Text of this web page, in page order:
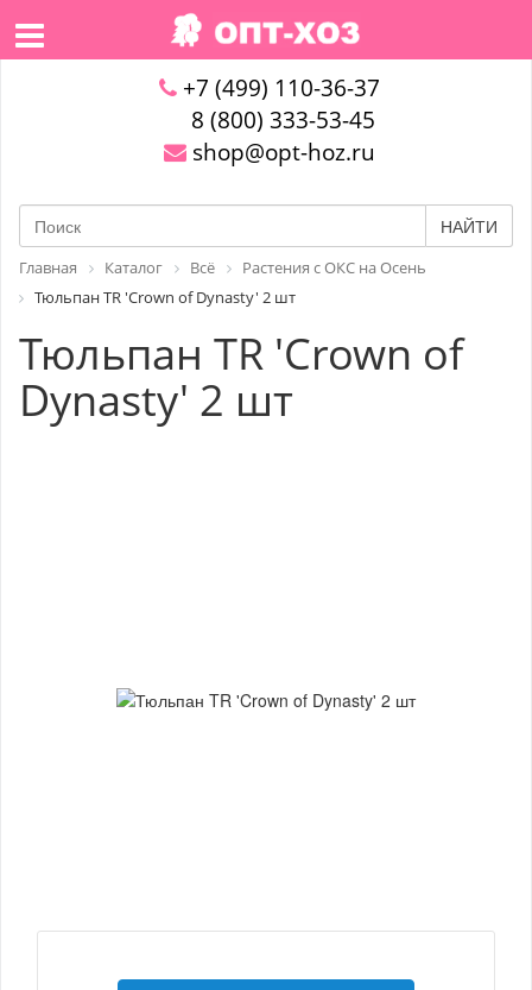
+7 (499) 110-36-37
8 (800) 333-53-45
shop@opt-hoz.ru
НАЙТИ
Главная Каталог Всё
Растения с ОКС на Осень
Тюльпан TR 'Crown of Dynasty' 2 шт
Тюльпан TR 'Crown of
Dynasty' 2 шт